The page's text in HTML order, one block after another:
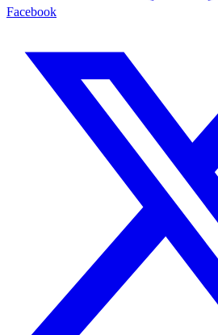
Facebook